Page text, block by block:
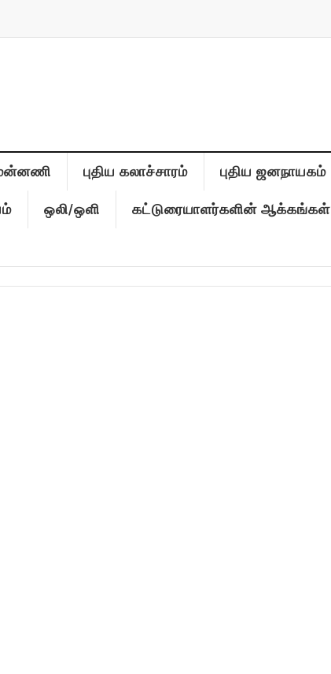
புதிய கலாச்சாரம் புதிய ஜனநாயகம்
ஒலி/ஒளி கட்டுரையாளர்களின் ஆக்கங்கள்